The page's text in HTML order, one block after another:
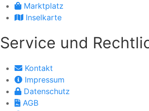
Marktplatz
Inselkarte
Service und
Kontakt
Impressum
Datenschutz
AGB